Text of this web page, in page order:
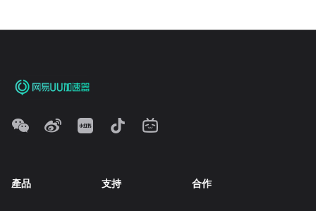
產品 支持 合作